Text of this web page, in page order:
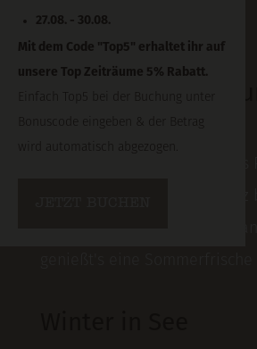
Sommer im Paznaun
27.08. - 30.08.
Mit dem Code "Top5" erhaltet ihr auf
unsere Top Zeiträume 5% Rabatt.
Einfach Top5 bei der Buchung unter
Bonuscode eingeben & der Betrag
wird automatisch abgezogen.